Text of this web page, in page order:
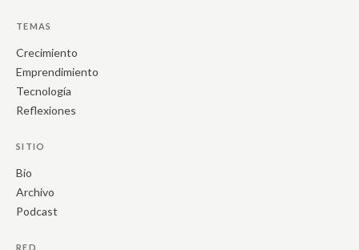
TEMAS
Crecimiento
Emprendimiento
Tecnología
Reflexiones
SITIO
Bio
Archivo
Podcast
RED